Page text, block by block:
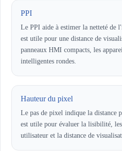
PPI
Le PPI aide à estimer la netteté de
est utile pour une distance de
panneaux HMI compacts, les
intelligentes rondes.
Hauteur du pixel
Le pas de pixel indique la distance
est utile pour évaluer la lisibilité,
utilisateur et la distance de